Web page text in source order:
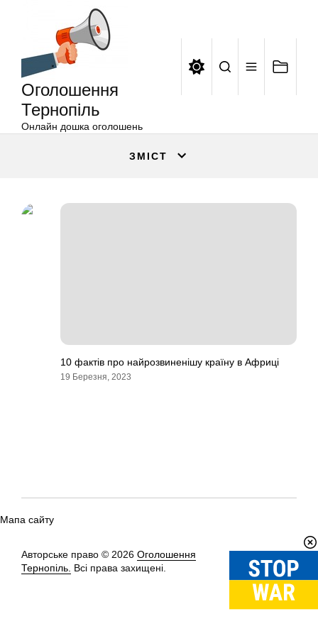
Оголошення
Тернопіль
Онлайн дошка оголошень
ЗМІСТ
10 фактів про найрозвиненішу країну в Африці
19 Березня, 2023
Мапа сайту
Авторське право © 2026 Оголошення
Тернопіль. Всі права захищені.
Вгору↑